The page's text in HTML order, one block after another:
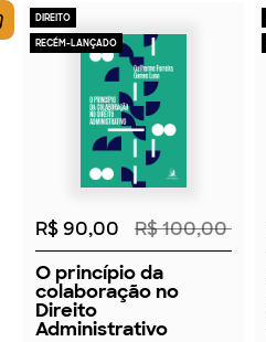
DIREITO
RECÉM-LANÇADO
2026
R$ 90,00
R$ 100,00
O princípio da
colaboração no
Direito
Administrativo